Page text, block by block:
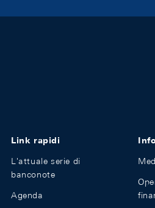
Link rapidi
L'attuale serie di
banconote
Agenda